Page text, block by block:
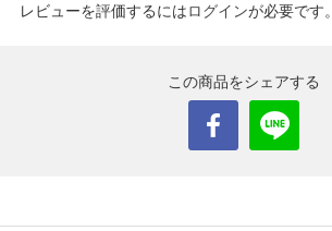
レビューを評価するにはログインが必要です。
この商品をシェアする